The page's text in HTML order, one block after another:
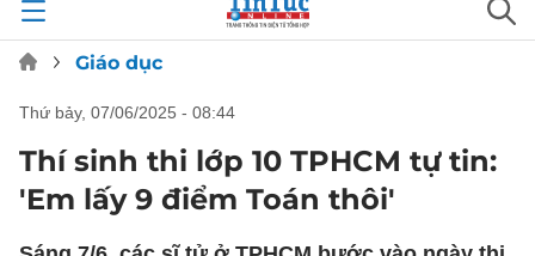
Giáo dục
thứ bảy, 07/06/2025 - 08:44
Thí sinh thi lớp 10 TPHCM tự tin:
'Em lấy 9 điểm Toán thôi'